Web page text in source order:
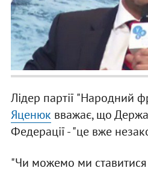
Лідер партії "Народний
Яценюк вважає, що
Федерації - "це вже
"Чи можемо ми ставитися